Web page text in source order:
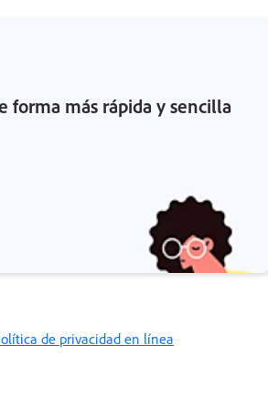
forma más rápida y sencilla
de privacidad en línea